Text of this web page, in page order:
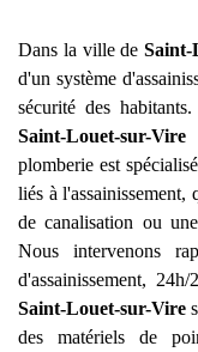
Dans la ville de Saint-
d'un système
sécurité des
Saint-Louet-sur-Vire
plomberie est
liés à
de canalisation ou
Nous intervenons
d'assainissement,
Saint-Louet-sur-Vire
des matériels de